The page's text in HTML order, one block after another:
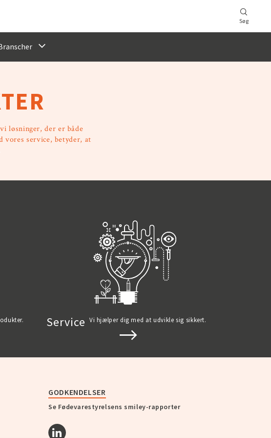
Søg
løsninger, der er både
vores service, betyder, at
Service Vi hjælper dig med at udvikle sig sikkert.
GODKENDELSER
Se Fødevarestyrelsens smiley-rapporter